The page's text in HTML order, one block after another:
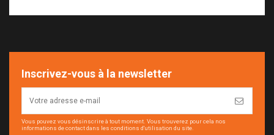
Inscrivez-vous à la newsletter
Vous pouvez vous désinscrire à tout moment. Vous trouverez pour cela nos
informations de contact dans les conditions d'utilisation du site.